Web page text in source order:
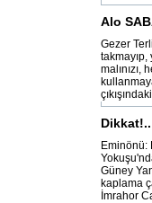
Alo
Gezer
malınızı,
Eminönü:
Güney
kaplama
İmrahor